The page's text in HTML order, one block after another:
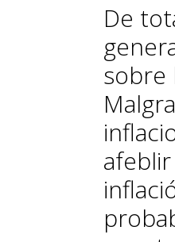
De
sobre